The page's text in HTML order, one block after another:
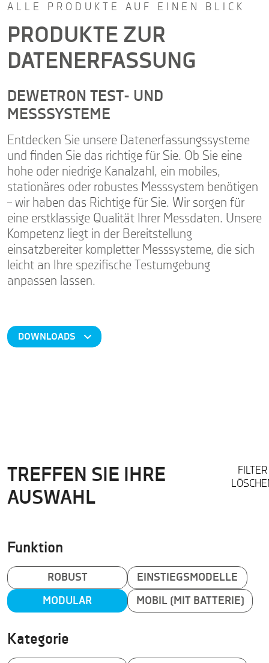
ALLE PRODUKTE AUF EINEN BLICK
PRODUKTE ZUR
DATENERFASSUNG
DEWETRON TEST- UND
MESSSYSTEME
Entdecken Sie unsere Datenerfassungssysteme
und finden Sie das richtige für Sie. Ob Sie eine
hohe oder niedrige Kanalzahl, ein mobiles,
stationäres oder robustes Messsystem benötigen
– wir haben das Richtige für Sie. Wir sorgen für
eine erstklassige Qualität Ihrer Messdaten. Unsere
Kompetenz liegt in der Bereitstellung
einsatzbereiter kompletter Messsysteme, die sich
leicht an Ihre spezifische Testumgebung
anpassen lassen.
DOWNLOADS
TREFFEN SIE IHRE
AUSWAHL
FILTER
Funktion
ROBUST EINSTIEGSMODELLE
MODULAR MOBIL (MIT BATTERIE)
Kategorie